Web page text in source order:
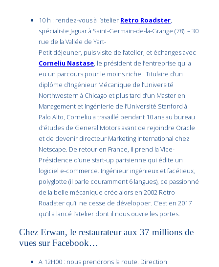
10 h : rendez-vous à l’atelier Retro Roadster,
spécialiste Jaguar à Saint-Germain-de-la-Grange (78). – 30
rue de la Vallée de Yart-
Petit déjeuner, puis visite de l’atelier, et échanges avec
Corneliu Nastase, le président de l’entreprise qui a
eu un parcours pour le moins riche. Titulaire d’un
diplôme d’Ingénieur Mécanique de l’Université
Northwestern à Chicago et plus tard d’un Master en
Management et Ingénierie de l’Université Stanford à
Palo Alto, Corneliu a travaillé pendant 10 ans au bureau
d’études de General Motors avant de rejoindre Oracle
et de devenir directeur Marketing International chez
Netscape. De retour en France, il prend la Vice-
Présidence d’une start-up parisienne qui édite un
logiciel e-commerce. Ingénieur ingénieux et facétieux,
polyglotte (il parle couramment 6 langues), ce passionné
de la belle mécanique crée alors en 2002 Rétro
Roadster qu’il ne cesse de développer. C’est en 2017
qu’il a lancé l’atelier dont il nous ouvre les portes.
Chez Erwan, le restaurateur aux 37 millions de
vues sur Facebook…
A 12H00 : nous prendrons la route. Direction